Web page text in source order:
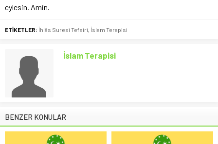
eylesin. Amin.
ETİKETLER: İhlâs Suresi Tefsiri İslam Terapisi
İslam Terapisi
BENZER KONULAR